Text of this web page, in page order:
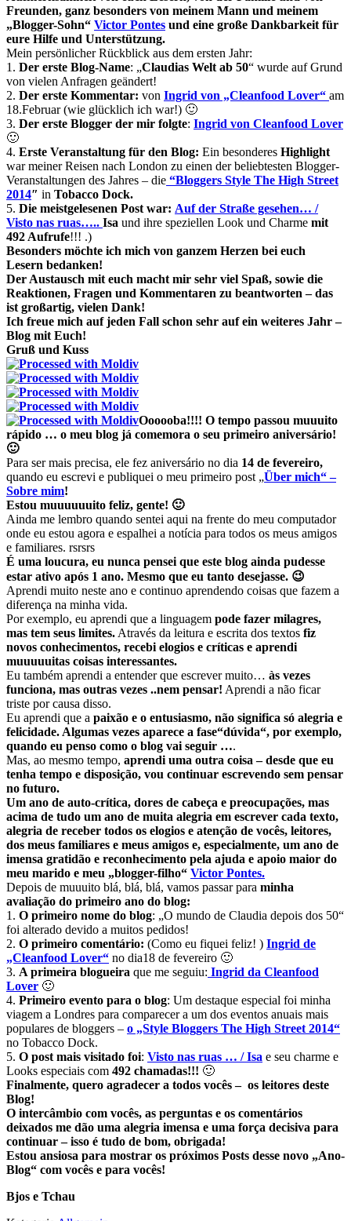
Freunden, ganz besonders von meinem Mann und meinem
„Blogger-Sohn“ Victor Pontes und eine große Dankbarkeit für
eure Hilfe und Unterstützung.
Mein persönlicher Rückblick aus dem ersten Jahr:
1. Der erste Blog-Name: „Claudias Welt ab 50“ wurde auf Grund
von vielen Anfragen geändert!
2. Der erste Kommentar: von Ingrid von „Cleanfood Lover“ am
18.Februar (wie glücklich ich war!) 🙂
3. Der erste Blogger der mir folgte: Ingrid von Cleanfood Lover
🙂
4. Erste Veranstaltung für den Blog: Ein besonderes Highlight
war meiner Reisen nach London zu einen der beliebtesten Blogger-
Veranstaltungen des Jahres – die “Bloggers Style The High Street
2014″ in Tobacco Dock.
5. Die meistgelesenen Post war: Auf der Straße gesehen… /
Visto nas ruas….. Isa und ihre speziellen Look und Charme mit
492 Aufrufe!!! .)
Besonders möchte ich mich von ganzem Herzen bei euch
Lesern bedanken!
Der Austausch mit euch macht mir sehr viel Spaß, sowie die
Reaktionen, Fragen und Kommentaren zu beantworten – das
ist großartig, vielen Dank!
Ich freue mich auf jeden Fall schon sehr auf ein weiteres Jahr –
Blog mit Euch!
Gruß und Kuss
Oooooba!!!! O tempo passou muuuito
rápido … o meu blog já comemora o seu primeiro aniversário!
🙂
Para ser mais precisa, ele fez aniversário no dia 14 de fevereiro,
quando eu escrevi e publiquei o meu primeiro post „Über mich“ –
Sobre mim!
Estou muuuuuuito feliz, gente! 🙂
Ainda me lembro quando sentei aqui na frente do meu computador
onde eu estou agora e espalhei a notícia para todos os meus amigos
e familiares. rsrsrs
É uma loucura, eu nunca pensei que este blog ainda pudesse
estar ativo após 1 ano. Mesmo que eu tanto desejasse. 😉
Aprendi muito neste ano e continuo aprendendo coisas que fazem a
diferença na minha vida.
Por exemplo, eu aprendi que a linguagem pode fazer milagres,
mas tem seus limites. Através da leitura e escrita dos textos fiz
novos conhecimentos, recebi elogios e críticas e aprendi
muuuuuitas coisas interessantes.
Eu também aprendi a entender que escrever muito… às vezes
funciona, mas outras vezes ..nem pensar! Aprendi a não ficar
triste por causa disso.
Eu aprendi que a paixão e o entusiasmo, não significa só alegria e
felicidade. Algumas vezes aparece a fase“dúvida“, por exemplo,
quando eu penso como o blog vai seguir ….
Mas, ao mesmo tempo, aprendi uma outra coisa – desde que eu
tenha tempo e disposição, vou continuar escrevendo sem pensar
no futuro.
Um ano de auto-crítica, dores de cabeça e preocupações, mas
acima de tudo um ano de muita alegria em escrever cada texto,
alegria de receber todos os elogios e atenção de vocês, leitores,
dos meus familiares e meus amigos e, especialmente, um ano de
imensa gratidão e reconhecimento pela ajuda e apoio maior do
meu marido e meu „blogger-filho“ Victor Pontes.
Depois de muuuito blá, blá, blá, vamos passar para minha
avaliação do primeiro ano do blog:
1. O primeiro nome do blog: „O mundo de Claudia depois dos 50“
foi alterado devido a muitos pedidos!
2. O primeiro comentário: (Como eu fiquei feliz! ) Ingrid de
„Cleanfood Lover“ no dia18 de fevereiro 🙂
3. A primeira blogueira que me seguiu: Ingrid da Cleanfood
Lover 🙂
4. Primeiro evento para o blog: Um destaque especial foi minha
viagem a Londres para comparecer a um dos eventos anuais mais
populares de bloggers – o „Style Bloggers The High Street 2014“
no Tobacco Dock.
5. O post mais visitado foi: Visto nas ruas … / Isa e seu charme e
Looks especiais com 492 chamadas!!! 🙂
Finalmente, quero agradecer a todos vocês – os leitores deste
Blog!
O intercâmbio com vocês, as perguntas e os comentários
deixados me dão uma alegria imensa e uma força decisiva para
continuar – isso é tudo de bom, obrigada!
Estou ansiosa para mostrar os próximos Posts desse novo „Ano-
Blog“ com vocês e para vocês!
Bjos e Tchau